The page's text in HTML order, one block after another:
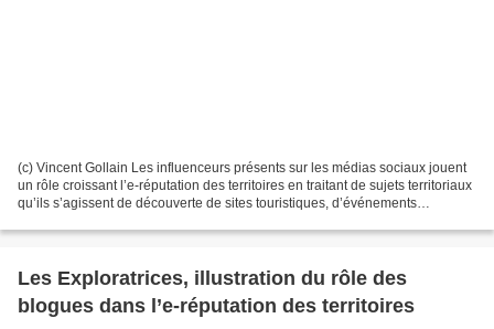
(c) Vincent Gollain Les influenceurs présents sur les médias sociaux jouent
un rôle croissant l’e-réputation des territoires en traitant de sujets territoriaux
qu’ils s’agissent de découverte de sites touristiques, d’événements
Les Exploratrices, illustration du rôle des
blogues dans l’e-réputation des territoires